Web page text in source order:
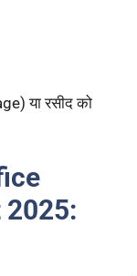
या रसीद को